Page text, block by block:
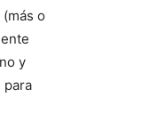
o
y
para